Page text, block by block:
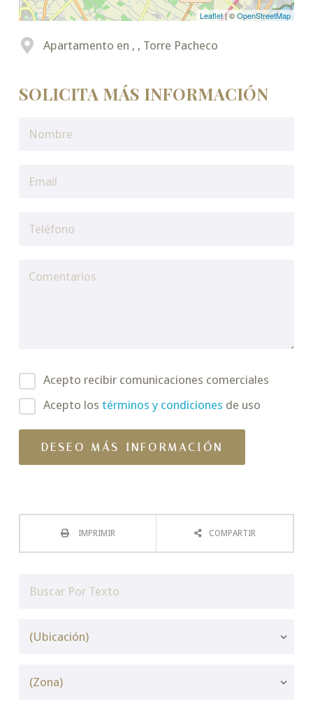
Leaflet| ©OpenStreetMap
Apartamento en , , Torre Pacheco
SOLICITA MÁS INFORMACIÓN
Acepto recibir comunicaciones comerciales
Acepto los términos y condiciones de uso
IMPRIMIR COMPARTIR